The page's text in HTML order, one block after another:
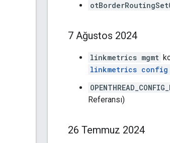
7 Ağustos 2024
linkmetrics mgmt
linkmetrics config
Referansı)
26 Temmuz 2024